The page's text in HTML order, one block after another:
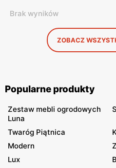
Brak wyników
ZOBACZ
Popularne produkty
Zestaw mebli ogrodowych
Luna
Twaróg Piątnica
Modern
Lux